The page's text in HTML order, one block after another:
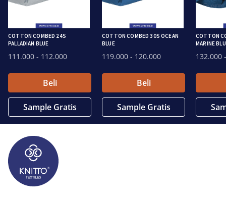
COTTON COMBED 24S
PALLADIAN BLUE
111.000 - 112.000
Beli
Sample Gratis
COTTON COMBED 30S OCEAN
BLUE
119.000 - 120.000
Beli
Sample Gratis
COTTON
MARINE
132.000